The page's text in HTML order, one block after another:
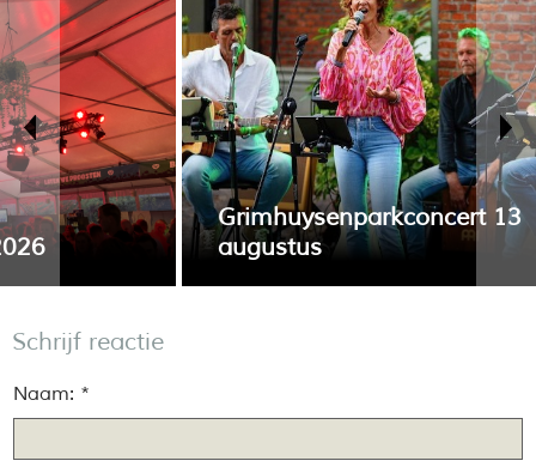
Grimhuysenparkconcert 13
augustus
met relaxte muziek het vijfde concert in de
Schrijf reactie
Naam: *